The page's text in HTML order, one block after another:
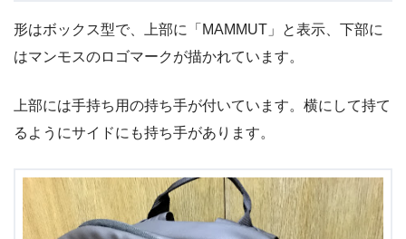
形はボックス型で、上部に「MAMMUT」と表示、下部に
はマンモスのロゴマークが描かれています。
上部には手持ち用の持ち手が付いています。横にして持て
るようにサイドにも持ち手があります。